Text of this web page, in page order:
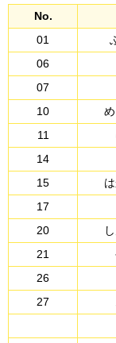
No.
01
06
07
10
11
14
15
17
20
21
26
27